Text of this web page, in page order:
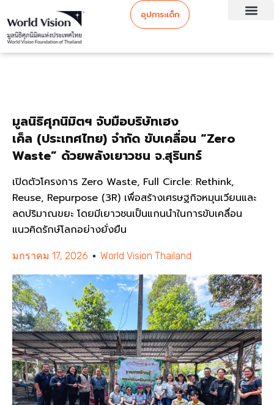
อุปการะเด็ก
มูลนิธิศุภนิมิตฯ จับมือบริษัทเฮง
เค็ล ‏(ประเทศไทย) จำกัด ขับเคลื่อน “Zero
Waste” ด้วยพลังเยาวชน จ.สุรินทร์
เปิดตัวโครงการ Zero Waste, Full Circle: Rethink,
Reuse, Repurpose (3R) เพื่อสร้างเศรษฐกิจหมุนเวียนและ
ลดปริมาณขยะ โดยมีเยาวชนเป็นแกนนำในการขับเคลื่อน
แนวคิดรักษ์โลกอย่างยั่งยืน
มกราคม 17, 2026 World Vision Thailand